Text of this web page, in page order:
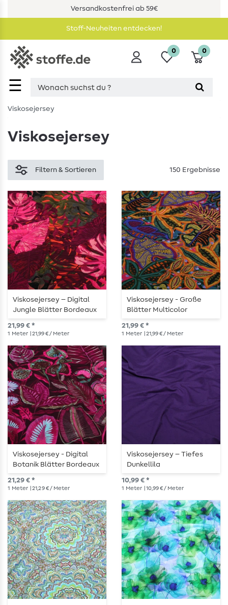
Versandkostenfrei ab 59€
Stoff-Neuheiten entdecken!
☰
0 0
Viskosejersey
Viskosejersey
Filtern & Sortieren 150 Ergebnisse
Viskosejersey – Digital
Jungle Blätter Bordeaux
Khaki
21,99 € *
1 Meter | 21,99 € / Meter
Viskosejersey - Große
Blätter Multicolor
21,99 € *
1 Meter | 21,99 € / Meter
Viskosejersey - Digital
Botanik Blätter Bordeaux
21,29 € *
1 Meter | 21,29 € / Meter
Viskosejersey – Tiefes
Dunkellila
10,99 € *
1 Meter | 10,99 € / Meter